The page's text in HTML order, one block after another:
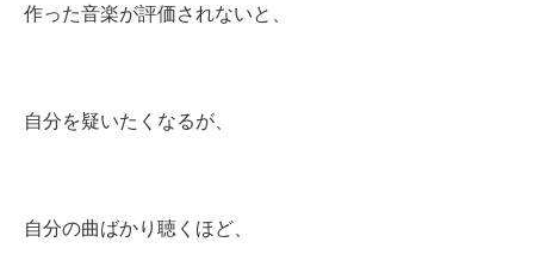
作った音楽が評価されないと、
自分を疑いたくなるが、
自分の曲ばかり聴くほど、